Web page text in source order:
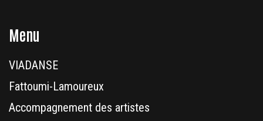
Menu
VIADANSE
Fattoumi-Lamoureux
Accompagnement des artistes